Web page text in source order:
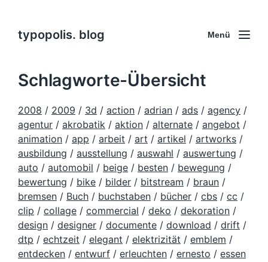
typopolis. blog Menü
Schlagworte-Übersicht
2008 / 2009 / 3d / action / adrian / ads / agency /
agentur / akrobatik / aktion / alternate / angebot /
animation / app / arbeit / art / artikel / artworks /
ausbildung / ausstellung / auswahl / auswertung /
auto / automobil / beige / besten / bewegung /
bewertung / bike / bilder / bitstream / braun /
bremsen / Buch / buchstaben / bücher / cbs / cc /
clip / collage / commercial / deko / dekoration /
design / designer / documente / download / drift /
dtp / echtzeit / elegant / elektrizität / emblem /
entdecken / entwurf / erleuchten / ernesto / essen